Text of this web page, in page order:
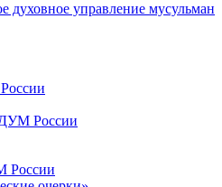
духовное управление мусульман
России
России